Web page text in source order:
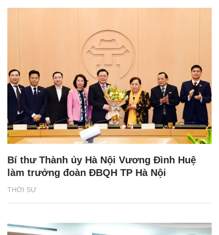
THỜI SỰ
Bí thư Thành ủy Hà Nội Vương Đình Huệ
làm trưởng đoàn ĐBQH TP Hà Nội